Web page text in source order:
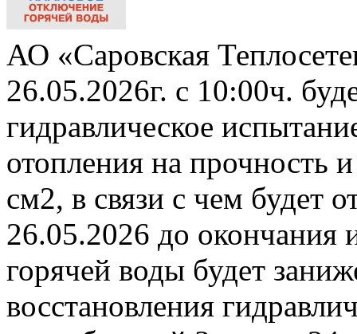
АО «Саровская
26.05.2026г. с 10:00ч.
гидравлическое
отопления на прочность
см2, в связи с чем будет
26.05.2026 до окончания
горячей воды будет
восстановления